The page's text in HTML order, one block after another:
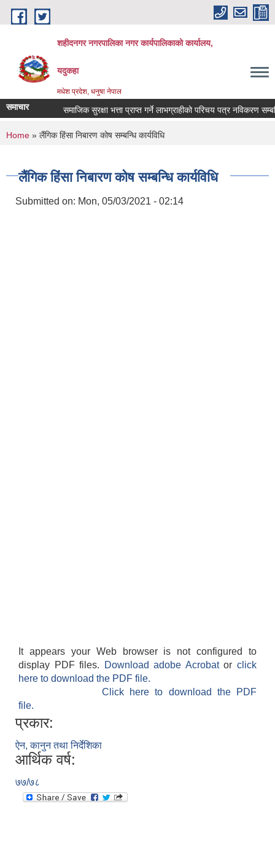
Skip to main content
शहीदनगर नगरपालिका नगर कार्यपालिकाको कार्यालय,
यदुकहा
मधेश प्रदेश, धनुषा नेपाल
समाचार समाजिक सुरक्षा भत्ता प्राप्त गर्ने लाभग्राहीको परिचय पत्र नविकरण
You are here
Home » लैंगिक हिंसा निबारण कोष सम्बन्धि कार्यविधि
लैंगिक हिंसा निबारण कोष सम्बन्धि कार्यविधि
Submitted on: Mon, 05/03/2021 - 02:14
It appears your Web browser is not configured to
display PDF files.
Download adobe Acrobatorclick
here to download the PDF file.
Click here to download the PDF
file.
प्रकार:
ऐन, कानुन तथा निर्देशिका
आर्थिक वर्ष:
७७/७८